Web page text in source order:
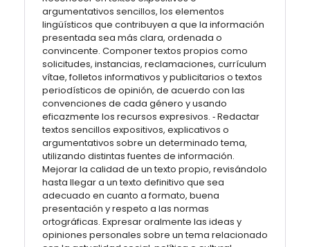
argumentativos sencillos, los elementos
lingüísticos que contribuyen a que la información
presentada sea más clara, ordenada o
convincente. Componer textos propios como
solicitudes, instancias, reclamaciones, currículum
vítae, folletos informativos y publicitarios o textos
periodísticos de opinión, de acuerdo con las
convenciones de cada género y usando
eficazmente los recursos expresivos. ‐ Redactar
textos sencillos expositivos, explicativos o
argumentativos sobre un determinado tema,
utilizando distintas fuentes de información.
Mejorar la calidad de un texto propio, revisándolo
hasta llegar a un texto definitivo que sea
adecuado en cuanto a formato, buena
presentación y respeto a las normas
ortográficas. Expresar oralmente las ideas y
opiniones personales sobre un tema relacionado